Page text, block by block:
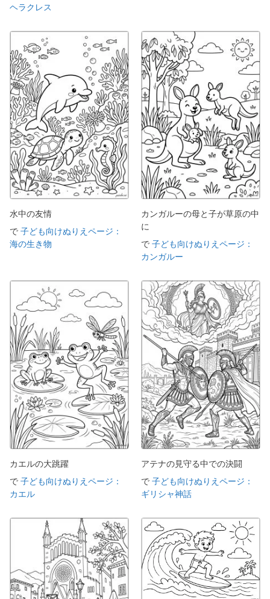
ヘラクレス
水中の友情
で 子ども向けぬりえページ：
海の生き物
カンガルーの母と子が草原の中
に
で 子ども向けぬりえページ：
カンガルー
カエルの大跳躍
で 子ども向けぬりえページ：
カエル
アテナの見守る中での決闘
で 子ども向けぬりえページ：
ギリシャ神話